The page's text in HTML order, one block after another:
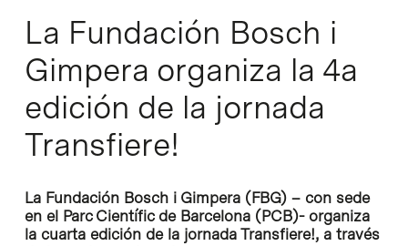
La Fundación Bosch i
Gimpera organiza la 4a
edición de la jornada
Transfiere!
La Fundación Bosch i Gimpera (FBG) – con sede
en el Parc Científic de Barcelona (PCB)- organiza
la cuarta edición de la jornada Transfiere!, a través